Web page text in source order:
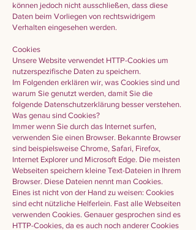
können jedoch nicht ausschließen, dass diese
Daten beim Vorliegen von rechtswidrigem
Verhalten eingesehen werden.
Cookies
Unsere Website verwendet HTTP-Cookies um
nutzerspezifische Daten zu speichern.
Im Folgenden erklären wir, was Cookies sind und
warum Sie genutzt werden, damit Sie die
folgende Datenschutzerklärung besser verstehen.
Was genau sind Cookies?
Immer wenn Sie durch das Internet surfen,
verwenden Sie einen Browser. Bekannte Browser
sind beispielsweise Chrome, Safari, Firefox,
Internet Explorer und Microsoft Edge. Die meisten
Webseiten speichern kleine Text-Dateien in Ihrem
Browser. Diese Dateien nennt man Cookies.
Eines ist nicht von der Hand zu weisen: Cookies
sind echt nützliche Helferlein. Fast alle Webseiten
verwenden Cookies. Genauer gesprochen sind es
HTTP-Cookies, da es auch noch anderer Cookies